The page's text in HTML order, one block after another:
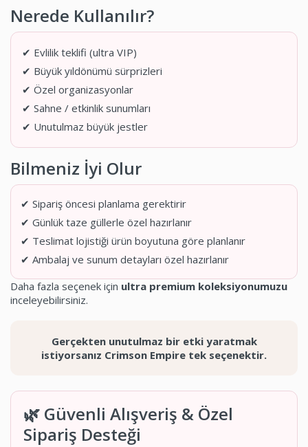
Nerede Kullanılır?
✔ Evlilik teklifi (ultra VIP)
✔ Büyük yıldönümü sürprizleri
✔ Özel organizasyonlar
✔ Sahne / etkinlik sunumları
✔ Unutulmaz büyük jestler
Bilmeniz İyi Olur
✔ Sipariş öncesi planlama gerektirir
✔ Günlük taze güllerle özel hazırlanır
✔ Teslimat lojistiği ürün boyutuna göre planlanır
✔ Ambalaj ve sunum detayları özel hazırlanır
Daha fazla seçenek için ultra premium koleksiyonumuzu
inceleyebilirsiniz.
Gerçekten unutulmaz bir etki yaratmak
istiyorsanız Crimson Empire tek seçenektir.
🌿 Güvenli Alışveriş & Özel
Sipariş Desteği